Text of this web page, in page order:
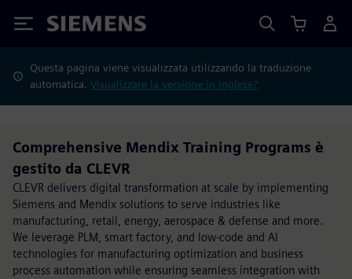
Siemens
Questa pagina viene visualizzata utilizzando la traduzione
automatica.Visualizzare la versione in inglese?
Comprehensive Mendix Training Programs è
gestito da CLEVR
CLEVR delivers digital transformation at scale by implementing
Siemens and Mendix solutions to serve industries like
manufacturing, retail, energy, aerospace & defense and more.
We leverage PLM, smart factory, and low-code and AI
technologies for manufacturing optimization and business
process automation while ensuring seamless integration with